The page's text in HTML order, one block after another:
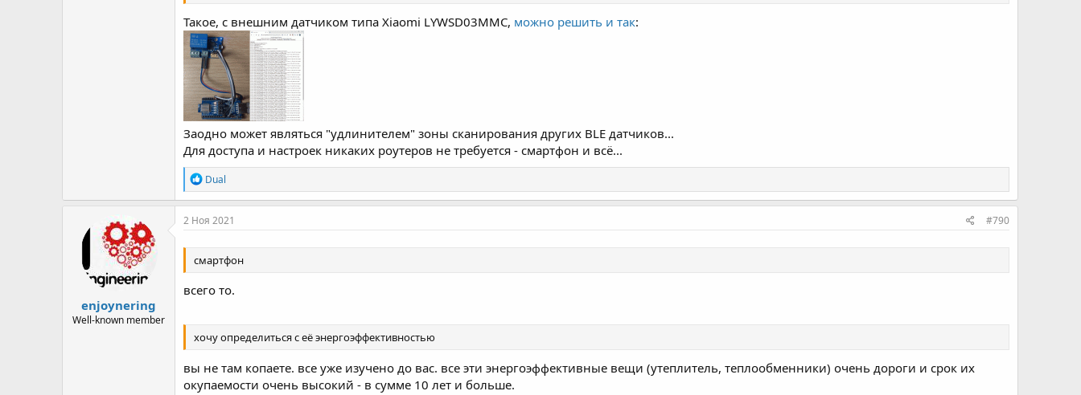
Такое, с внешним датчиком типа Xiaomi LYWSD03MMC, можно решить и так:
Заодно может являться "удлинителем" зоны сканирования других BLE датчиков...
Для доступа и настроек никаких роутеров не требуется - смартфон и всё...
Р
е
а
к
:
Dual
enjoynering
Well-known member
2 Ноя 2021 #790
смартфон
всего то.
хочу определиться с её энергоэффективностью
вы не там копаете. все уже изучено до вас. все эти энергоэффективные вещи (утеплитель, теплообменники) очень дороги и срок их
окупаемости очень высокий - в сумме 10 лет и больше.